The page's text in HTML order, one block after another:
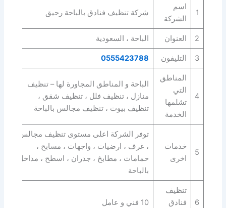
1
اسم
الشركة
شركة تنظيف فنادق بالباحة رحيق
2 العنوان الباحة ، السعودية
3 التليفون 0555423788
4
المناطق
التي
تشلمها
الخدمة
الباحة و المناطق المجاورة لها – تنظيف
منازل ، تنظيف فلل ، تنظيف شقق ،
تنظيف بيوت ، تنظيف مجالس بالباحة
5
خدمات
اخرى
توفر الشركة اعلى مستوى تنظيف مجالس
، غرف ، ارضيات ، واجهات ، مسابح ،
حمامات ، مطابخ ، جدران ، اسطح ، مداخل
بالباحة
6
تنظيف
فنادق
10 فني و عامل